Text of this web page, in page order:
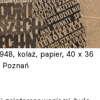
kolaż, papier, 40 x 36